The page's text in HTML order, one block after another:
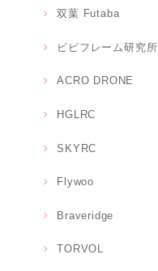
双葉 Futaba
ピピフレーム研究所
ACRO DRONE
HGLRC
SKYRC
Flywoo
Braveridge
TORVOL